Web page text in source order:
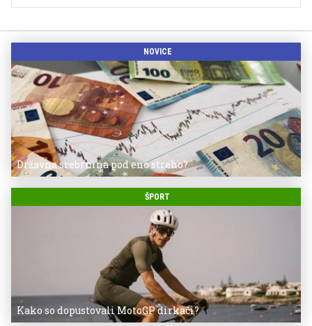
NOVICE
Državna srebrnina pod eno streho?
ŠPORT
Kako so dopustovali MotoGP dirkači?